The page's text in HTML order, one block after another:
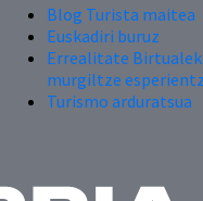
Blog Turista maitea
Euskadiri buruz
Errealitate
murgiltze
Turismo arduratsua